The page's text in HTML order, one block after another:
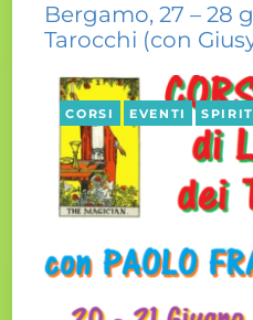
Bergamo, 27 – 28
Tarocchi (con
CORSI EVENTI